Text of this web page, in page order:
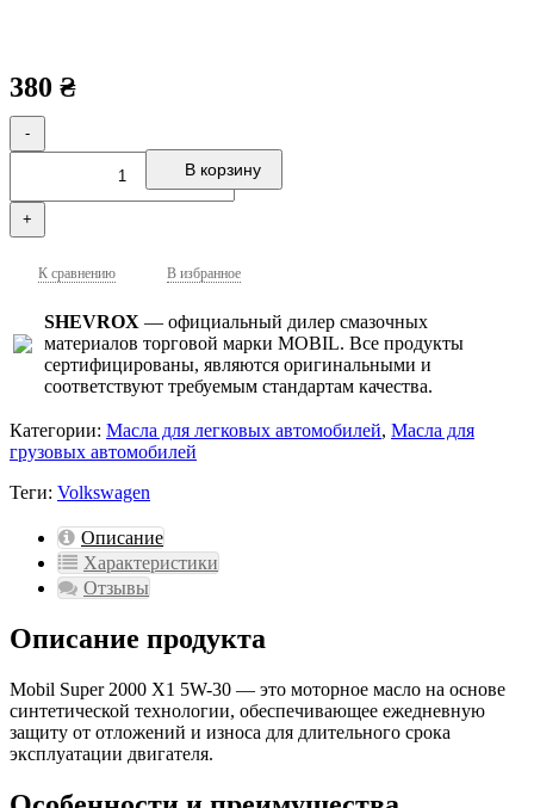
380 ₴
-
+
В корзину
К сравнению В избранное
SHEVROX — официальный дилер смазочных
материалов торговой марки MOBIL. Все продукты
сертифицированы, являются оригинальными и
соответствуют требуемым стандартам качества.
Категории: Масла для легковых автомобилей, Масла для
грузовых автомобилей
Теги: Volkswagen
Описание
Характеристики
Отзывы
Описание продукта
Mobil Super 2000 X1 5W-30 — это моторное масло на основе
синтетической технологии, обеспечивающее ежедневную
защиту от отложений и износа для длительного срока
эксплуатации двигателя.